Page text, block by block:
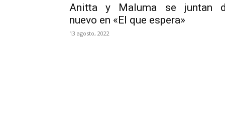
Anitta y Maluma se juntan
nuevo en «El que espera»
13 agosto, 2022